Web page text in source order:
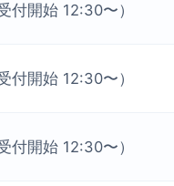
付開始 12:30〜）
付開始 12:30〜）
付開始 12:30〜）